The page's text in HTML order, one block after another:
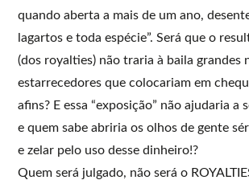
quando aberta a mais de um ano,
lagartos e toda espécie”. Será que o
(dos royalties) não traria à baila grandes
estarrecedores que colocariam em
afins? E essa “exposição” não ajudaria a
e quem sabe abriria os olhos de gente
e zelar pelo uso desse dinheiro!?
Quem será julgado, não será o